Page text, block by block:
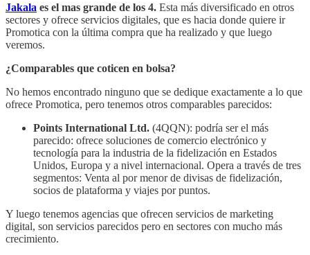
Jakala es el mas grande de los 4. Esta más diversificado en otros
sectores y ofrece servicios digitales, que es hacia donde quiere ir
Promotica con la última compra que ha realizado y que luego
veremos.
¿Comparables que coticen en bolsa?
No hemos encontrado ninguno que se dedique exactamente a lo que
ofrece Promotica, pero tenemos otros comparables parecidos:
Points International Ltd. (4QQN): podría ser el más
parecido: ofrece soluciones de comercio electrónico y
tecnología para la industria de la fidelización en Estados
Unidos, Europa y a nivel internacional. Opera a través de tres
segmentos: Venta al por menor de divisas de fidelización,
socios de plataforma y viajes por puntos.
Y luego tenemos agencias que ofrecen servicios de marketing
digital, son servicios parecidos pero en sectores con mucho más
crecimiento.